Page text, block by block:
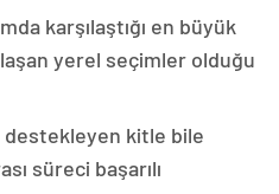
karşılaştığı en büyük
yerel seçimler olduğu
destekleyen kitle bile
süreci başarılı